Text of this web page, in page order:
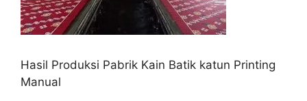
Hasil Produksi Pabrik Kain Batik katun Printing
Manual